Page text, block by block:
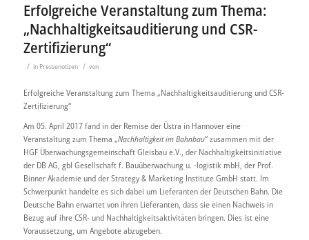
Erfolgreiche Veranstaltung zum Thema:
„Nachhaltigkeitsauditierung und CSR-
Zertifizierung“
/ in Pressenotizen / von
Erfolgreiche Veranstaltung zum Thema „Nachhaltigkeitsauditierung und CSR-
Zertifizierung“
Am 05. April 2017 fand in der Remise der Üstra in Hannover eine
Veranstaltung zum Thema „Nachhaltigkeit im Bahnbau“ zusammen mit der
HGF Überwachungsgemeinschaft Gleisbau e.V., der Nachhaltigkeitsinitiative
der DB AG, gbl Gesellschaft f. Bauüberwachung u. -logistik mbH, der Prof.
Binner Akademie und der Strategy & Marketing Institute GmbH statt. Im
Schwerpunkt handelte es sich dabei um Lieferanten der Deutschen Bahn. Die
Deutsche Bahn erwartet von ihren Lieferanten, dass sie einen Nachweis in
Bezug auf ihre CSR- und Nachhaltigkeitsaktivitäten bringen. Dies ist eine
Voraussetzung, um Angebote abzugeben.